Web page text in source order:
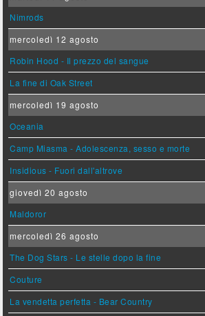
Nimrods
mercoledì 12 agosto
Robin Hood - Il prezzo del sangue
La fine di Oak Street
mercoledì 19 agosto
Oceania
Camp Miasma - Adolescenza, sesso e morte
Insidious - Fuori dall'altrove
giovedì 20 agosto
Maldoror
mercoledì 26 agosto
The Dog Stars - Le stelle dopo la fine
Couture
La vendetta perfetta - Bear Country